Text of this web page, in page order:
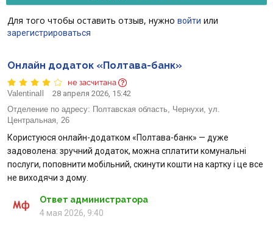
Вопросы банку
Отзывы
Кредити для бізнеса
Отделения и банкоматы
Интернет-банкинг
Банки-партнеры
Для того чтобы оставить отзыв, нужно войти или
зарегистрироваться
Онлайн додаток «Полтава-банк»
не засчитана
ValentinaIl
28 апреля 2026, 15:42
Отделение по адресу: Полтавская область, Чернухи, ул.
Центральная, 26
Користуюся онлайн-додатком «Полтава-банк» — дуже
задоволена: зручний додаток, можна сплатити комунальні
послуги, поповнити мобільний, скинути кошти на картку і це все
не виходячи з дому.
Ответ администратора
4 мая 2026, 9:40